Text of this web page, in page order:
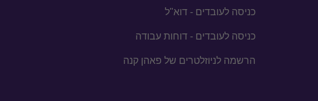
כניסה לעובדים - דוא"ל
כניסה לעובדים - דוחות עבודה
הרשמה לניוזלטרים של פאהן קנה